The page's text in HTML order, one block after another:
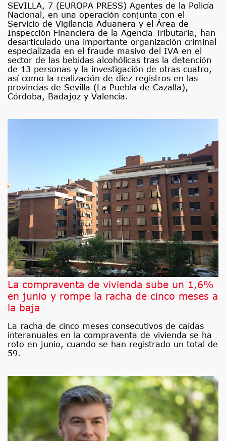
SEVILLA, 7 (EUROPA PRESS) Agentes de la Policía
Nacional, en una operación conjunta con el
Servicio de Vigilancia Aduanera y el Área de
Inspección Financiera de la Agencia Tributaria, han
desarticulado una importante organización criminal
especializada en el fraude masivo del IVA en el
sector de las bebidas alcohólicas tras la detención
de 13 personas y la investigación de otras cuatro,
así como la realización de diez registros en las
provincias de Sevilla (La Puebla de Cazalla),
Córdoba, Badajoz y Valencia.
La compraventa de vivienda sube un 1,6%
en junio y rompe la racha de cinco meses a
la baja
La racha de cinco meses consecutivos de caídas
interanuales en la compraventa de vivienda se ha
roto en junio, cuando se han registrado un total de
59.